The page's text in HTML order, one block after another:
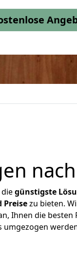
günstigste
Preisezu bieten.
Ihnen die besten
umgezogen